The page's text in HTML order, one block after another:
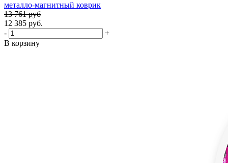
металло-магнитный коврик
13 761 руб
12 385 руб.
-
+
В корзину